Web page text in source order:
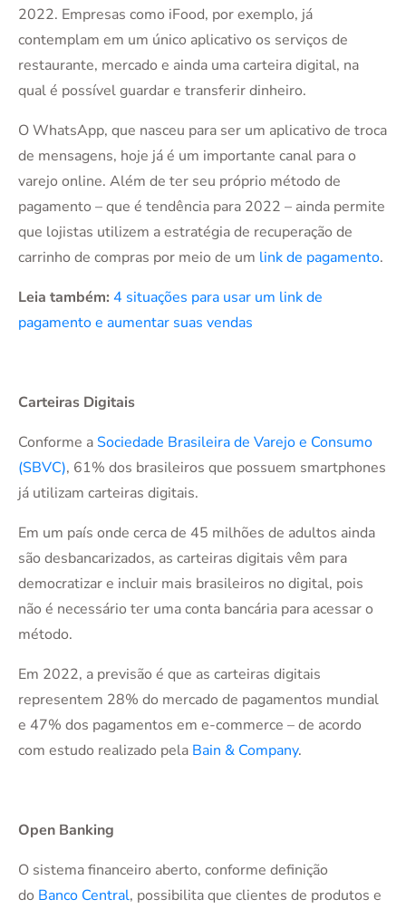
2022. Empresas como iFood, por exemplo, já
contemplam em um único aplicativo os serviços de
restaurante, mercado e ainda uma carteira digital, na
qual é possível guardar e transferir dinheiro.
O WhatsApp, que nasceu para ser um aplicativo de troca
de mensagens, hoje já é um importante canal para o
varejo online. Além de ter seu próprio método de
pagamento – que é tendência para 2022 – ainda permite
que lojistas utilizem a estratégia de recuperação de
carrinho de compras por meio de um link de pagamento.
Leia também: 4 situações para usar um link de
pagamento e aumentar suas vendas
Carteiras Digitais
Conforme a Sociedade Brasileira de Varejo e Consumo
(SBVC), 61% dos brasileiros que possuem smartphones
já utilizam carteiras digitais.
Em um país onde cerca de 45 milhões de adultos ainda
são desbancarizados, as carteiras digitais vêm para
democratizar e incluir mais brasileiros no digital, pois
não é necessário ter uma conta bancária para acessar o
método.
Em 2022, a previsão é que as carteiras digitais
representem 28% do mercado de pagamentos mundial
e 47% dos pagamentos em e-commerce – de acordo
com estudo realizado pela Bain & Company.
Open Banking
O sistema financeiro aberto, conforme definição
do Banco Central, possibilita que clientes de produtos e